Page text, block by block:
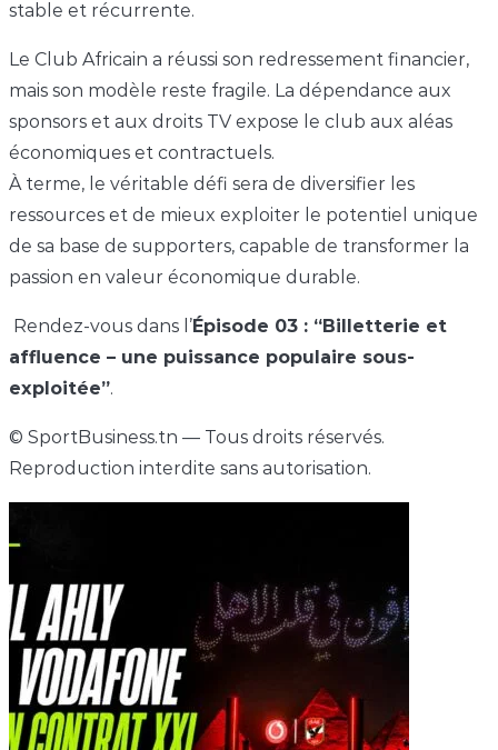
stable et récurrente.
Le Club Africain a réussi son redressement financier,
mais son modèle reste fragile. La dépendance aux
sponsors et aux droits TV expose le club aux aléas
économiques et contractuels.
À terme, le véritable défi sera de diversifier les
ressources et de mieux exploiter le potentiel unique
de sa base de supporters, capable de transformer la
passion en valeur économique durable.
Rendez-vous dans l’Épisode 03 : “Billetterie et
affluence – une puissance populaire sous-
exploitée”.
© SportBusiness.tn — Tous droits réservés.
Reproduction interdite sans autorisation.